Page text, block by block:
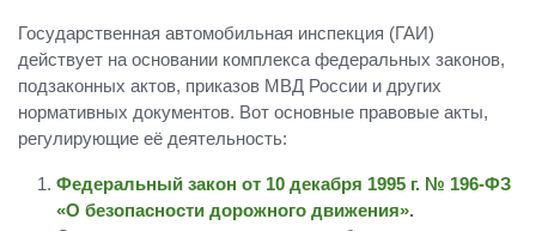
Государственная автомобильная инспекция (ГАИ)
действует на основании комплекса федеральных законов,
подзаконных актов, приказов МВД России и других
нормативных документов. Вот основные правовые акты,
регулирующие её деятельность:
Федеральный закон от 10 декабря 1995 г. № 196-ФЗ
«О безопасности дорожного движения».